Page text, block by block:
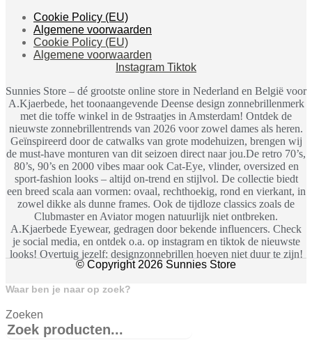
Cookie Policy (EU)
Algemene voorwaarden
Cookie Policy (EU)
Algemene voorwaarden
Instagram Tiktok
Sunnies Store – dé grootste online store in Nederland en België voor
A.Kjaerbede, het toonaangevende Deense design zonnebrillenmerk
met die toffe winkel in de 9straatjes in Amsterdam! Ontdek de
nieuwste zonnebrillentrends van 2026 voor zowel dames als heren.
Geïnspireerd door de catwalks van grote modehuizen, brengen wij
de must-have monturen van dit seizoen direct naar jou.De retro 70’s,
80’s, 90’s en 2000 vibes maar ook Cat-Eye, vlinder, oversized en
sport-fashion looks – altijd on-trend en stijlvol. De collectie biedt
een breed scala aan vormen: ovaal, rechthoekig, rond en vierkant, in
zowel dikke als dunne frames. Ook de tijdloze classics zoals de
Clubmaster en Aviator mogen natuurlijk niet ontbreken.
A.Kjaerbede Eyewear, gedragen door bekende influencers. Check
je social media, en ontdek o.a. op instagram en tiktok de nieuwste
looks! Overtuig jezelf: designzonnebrillen hoeven niet duur te zijn!
© Copyright 2026 Sunnies Store
Waar ben je naar op zoek?
Zoeken